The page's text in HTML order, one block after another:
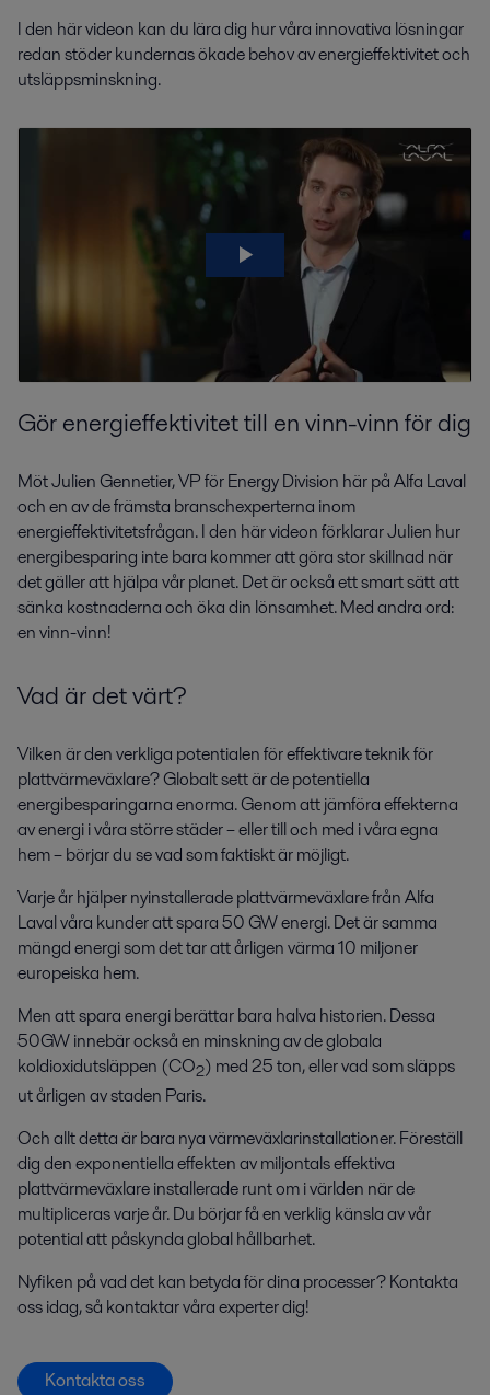
I den här videon kan du lära dig hur våra innovativa lösningar
redan stöder kundernas ökade behov av energieffektivitet och
utsläppsminskning.
Gör energieffektivitet till en vinn-vinn för dig
Möt Julien Gennetier, VP för Energy Division här på Alfa Laval
och en av de främsta branschexperterna inom
energieffektivitetsfrågan. I den här videon förklarar Julien hur
energibesparing inte bara kommer att göra stor skillnad när
det gäller att hjälpa vår planet. Det är också ett smart sätt att
sänka kostnaderna och öka din lönsamhet. Med andra ord:
en vinn-vinn!
Vad är det värt?
Vilken är den verkliga potentialen för effektivare teknik för
plattvärmeväxlare? Globalt sett är de potentiella
energibesparingarna enorma. Genom att jämföra effekterna
av energi i våra större städer – eller till och med i våra egna
hem – börjar du se vad som faktiskt är möjligt.
Varje år hjälper nyinstallerade plattvärmeväxlare från Alfa
Laval våra kunder att spara 50 GW energi. Det är samma
mängd energi som det tar att årligen värma 10 miljoner
europeiska hem.
Men att spara energi berättar bara halva historien. Dessa
50GW innebär också en minskning av de globala
koldioxidutsläppen (CO2) med 25 ton, eller vad som släpps
ut årligen av staden Paris.
Och allt detta är bara nya värmeväxlarinstallationer. Föreställ
dig den exponentiella effekten av miljontals effektiva
plattvärmeväxlare installerade runt om i världen när de
multipliceras varje år. Du börjar få en verklig känsla av vår
potential att påskynda global hållbarhet.
Nyfiken på vad det kan betyda för dina processer? Kontakta
oss idag, så kontaktar våra experter dig!
Kontakta oss